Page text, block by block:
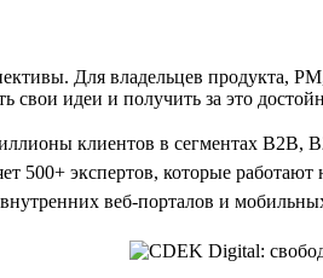
Для владельцев продукта,
свои идеи и получить за это
клиентов в сегментах B2B,
экспертов, которые
веб-порталов и